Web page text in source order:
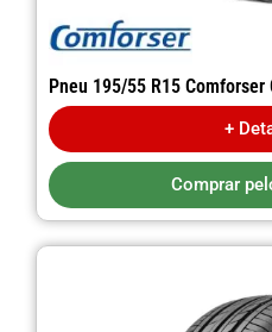
Pneu 195/55 R15 Comforser
+
Comprar